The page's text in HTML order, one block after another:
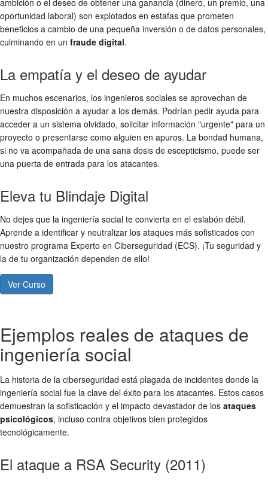
ambición o el deseo de obtener una ganancia (dinero, un premio, una
oportunidad laboral) son explotados en estafas que prometen
beneficios a cambio de una pequeña inversión o de datos personales,
culminando en un fraude digital.
La empatía y el deseo de ayudar
En muchos escenarios, los ingenieros sociales se aprovechan de
nuestra disposición a ayudar a los demás. Podrían pedir ayuda para
acceder a un sistema olvidado, solicitar información "urgente" para un
proyecto o presentarse como alguien en apuros. La bondad humana,
si no va acompañada de una sana dosis de escepticismo, puede ser
una puerta de entrada para los atacantes.
Eleva tu Blindaje Digital
No dejes que la ingeniería social te convierta en el eslabón débil.
Aprende a identificar y neutralizar los ataques más sofisticados con
nuestro programa Experto en Ciberseguridad (ECS). ¡Tu seguridad y
la de tu organización dependen de ello!
Ver Curso
Ejemplos reales de ataques de
ingeniería social
La historia de la ciberseguridad está plagada de incidentes donde la
ingeniería social fue la clave del éxito para los atacantes. Estos casos
demuestran la sofisticación y el impacto devastador de los ataques
psicológicos, incluso contra objetivos bien protegidos
tecnológicamente.
El ataque a RSA Security (2011)